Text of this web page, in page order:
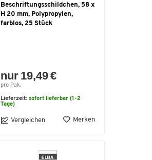
Beschriftungsschildchen, 58 x
H 20 mm, Polypropylen,
farblos, 25 Stück
nur 19,49 €
pro Pak.
Lieferzeit: sofort lieferbar (1-2
Tage)
Vergleichen Merken